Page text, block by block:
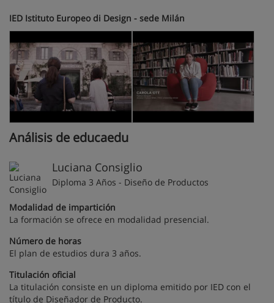
IED Istituto Europeo di Design - sede Milán
Análisis de educaedu
Luciana Consiglio
Diploma 3 Años - Diseño de Productos
Modalidad de impartición
La formación se ofrece en modalidad presencial.
Número de horas
El plan de estudios dura 3 años.
Titulación oficial
La titulación consiste en un diploma emitido por IED con el
título de Diseñador de Producto.